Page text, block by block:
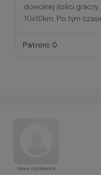
dowolnej ilości
10x10km. Po tym
Patroni: 0
Nowy użytkownik